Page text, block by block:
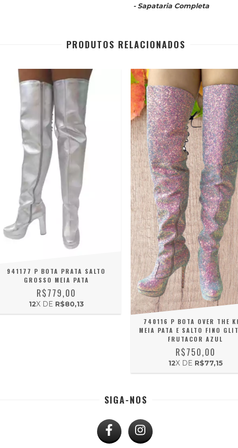
- Sapataria Completa
PRODUTOS RELACIONADOS
941177 P BOTA PRATA SALTO
GROSSO MEIA PATA
R$779,00
12X DE R$80,13
740116 P BOTA OVER THE
MEIA PATA E SALTO FINO
FRUTACOR AZUL
R$750,00
12X DE R$77,15
SIGA-NOS